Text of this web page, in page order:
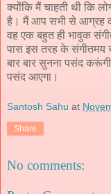
क्योंकि मैं चाहती थी कि
है। मैं आप सभी से आग्रह
वह एक बहुत ही भावुक
पास इस तरह के संगीतमय
बार बार सुनना पसंद
पसंद आएगा।
Santosh Sahu at
Share
No comments: